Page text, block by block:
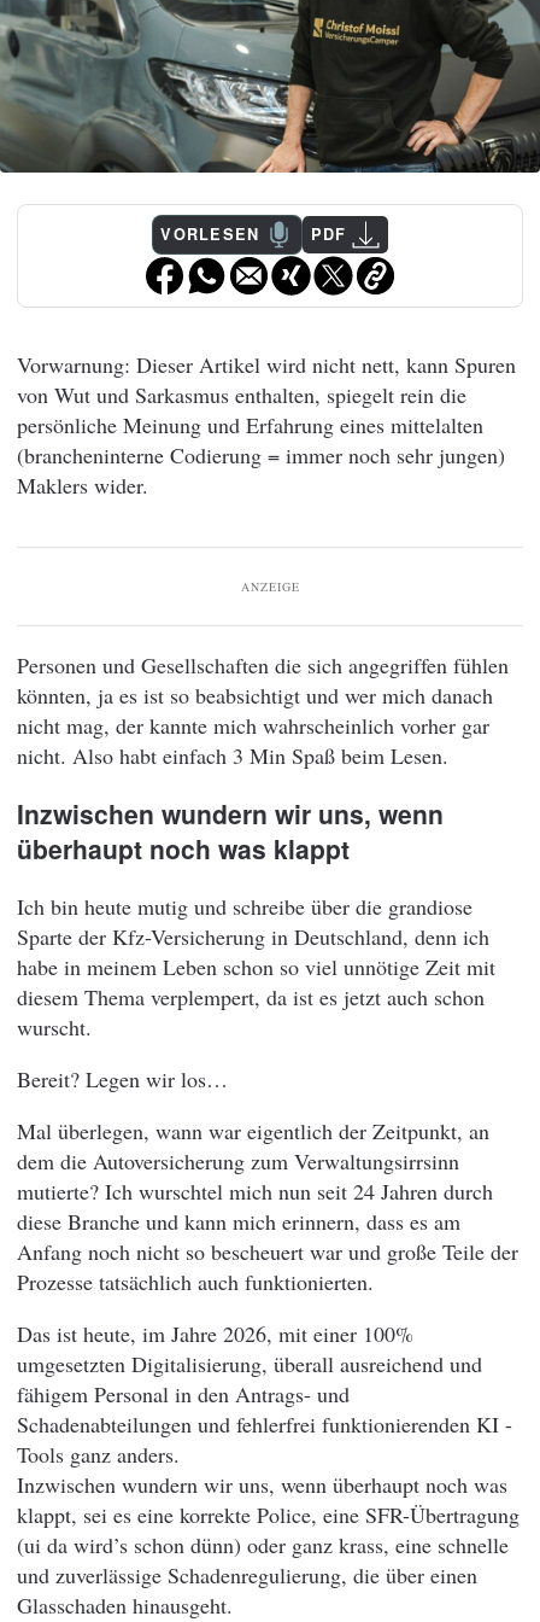
VORLESEN PDF
Vorwarnung: Dieser Artikel wird nicht nett, kann Spuren
von Wut und Sarkasmus enthalten, spiegelt rein die
persönliche Meinung und Erfahrung eines mittelalten
(brancheninterne Codierung = immer noch sehr jungen)
Maklers wider.
ANZEIGE
Personen und Gesellschaften die sich angegriffen fühlen
könnten, ja es ist so beabsichtigt und wer mich danach
nicht mag, der kannte mich wahrscheinlich vorher gar
nicht. Also habt einfach 3 Min Spaß beim Lesen.
Inzwischen wundern wir uns, wenn
überhaupt noch was klappt
Ich bin heute mutig und schreibe über die grandiose
Sparte der Kfz-Versicherung in Deutschland, denn ich
habe in meinem Leben schon so viel unnötige Zeit mit
diesem Thema verplempert, da ist es jetzt auch schon
wurscht.
Bereit? Legen wir los…
Mal überlegen, wann war eigentlich der Zeitpunkt, an
dem die Autoversicherung zum Verwaltungsirrsinn
mutierte? Ich wurschtel mich nun seit 24 Jahren durch
diese Branche und kann mich erinnern, dass es am
Anfang noch nicht so bescheuert war und große Teile der
Prozesse tatsächlich auch funktionierten.
Das ist heute, im Jahre 2026, mit einer 100%
umgesetzten Digitalisierung, überall ausreichend und
fähigem Personal in den Antrags- und
Schadenabteilungen und fehlerfrei funktionierenden KI -
Tools ganz anders.
Inzwischen wundern wir uns, wenn überhaupt noch was
klappt, sei es eine korrekte Police, eine SFR-Übertragung
(ui da wird’s schon dünn) oder ganz krass, eine schnelle
und zuverlässige Schadenregulierung, die über einen
Glasschaden hinausgeht.